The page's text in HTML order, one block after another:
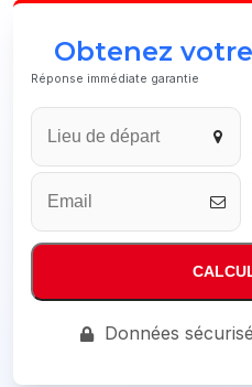
Obtenez
Réponse immédiate garantie
CompanyDonnées